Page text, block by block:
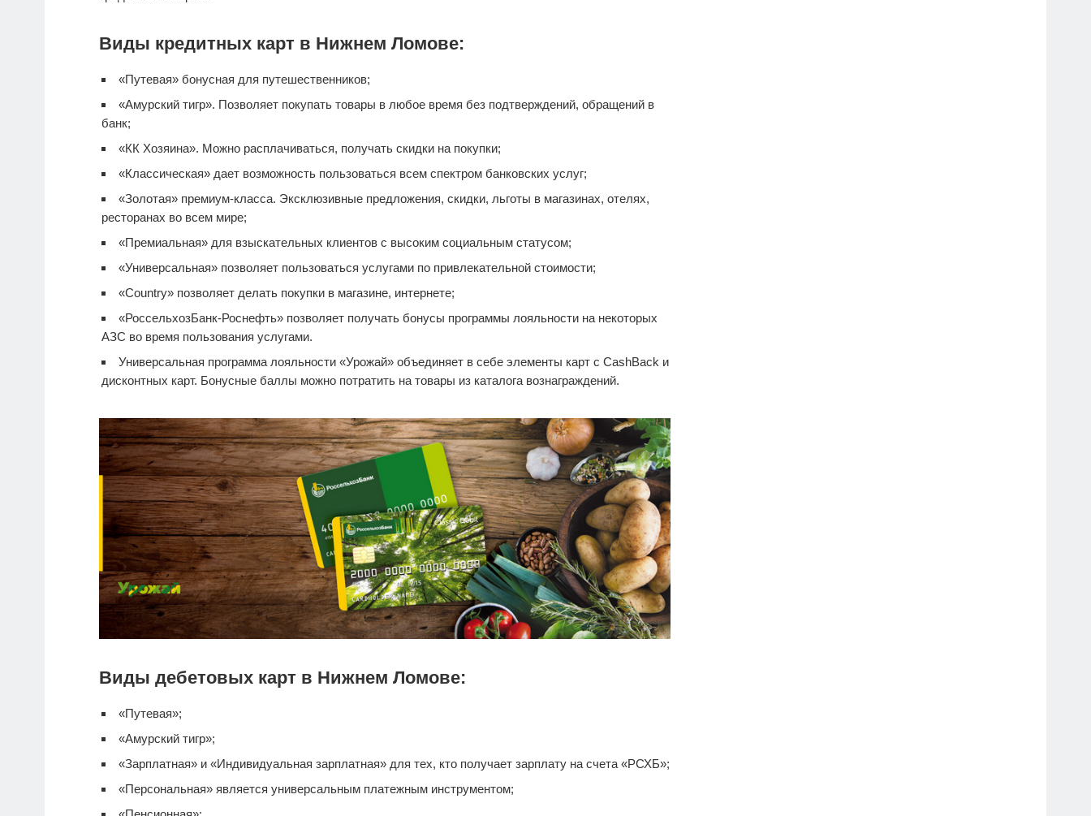
Виды кредитных карт в Нижнем Ломове:
«Путевая» бонусная для путешественников;
«Амурский тигр». Позволяет покупать товары в любое время без подтверждений, обращений в
банк;
«КК Хозяина». Можно расплачиваться, получать скидки на покупки;
«Классическая» дает возможность пользоваться всем спектром банковских услуг;
«Золотая» премиум-класса. Эксклюзивные предложения, скидки, льготы в магазинах, отелях,
ресторанах во всем мире;
«Премиальная» для взыскательных клиентов с высоким социальным статусом;
«Универсальная» позволяет пользоваться услугами по привлекательной стоимости;
«Country» позволяет делать покупки в магазине, интернете;
«РоссельхозБанк-Роснефть» позволяет получать бонусы программы лояльности на некоторых
АЗС во время пользования услугами.
Универсальная программа лояльности «Урожай» объединяет в себе элементы карт с CashBack и
дисконтных карт. Бонусные баллы можно потратить на товары из каталога вознаграждений.
Виды дебетовых карт в Нижнем Ломове:
«Путевая»;
«Амурский тигр»;
«Зарплатная» и «Индивидуальная зарплатная» для тех, кто получает зарплату на счета «РСХБ»;
«Персональная» является универсальным платежным инструментом;